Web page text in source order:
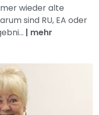
wieder alte
sind RU, EA oder
| mehr